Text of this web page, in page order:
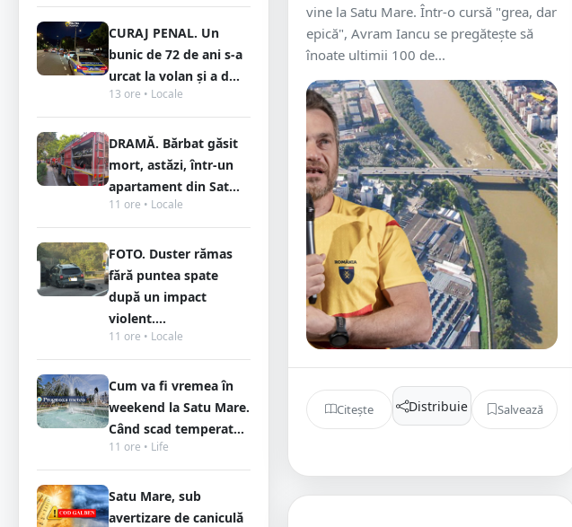
CURAJ PENAL. Un
bunic de 72 de ani s-a
urcat la volan și a d...
13 ore • Locale
DRAMĂ. Bărbat găsit
mort, astăzi, într-un
apartament din Sat...
11 ore • Locale
FOTO. Duster rămas
fără puntea spate
după un impact
violent....
11 ore • Locale
Cum va fi vremea în
weekend la Satu Mare.
Când scad temperat...
11 ore • Life
Satu Mare, sub
avertizare de caniculă
vine la Satu Mare. Într-o cursă "grea, dar
epică", Avram Iancu se pregătește să
înoate ultimii 100 de...
Citește Distribuie Salvează